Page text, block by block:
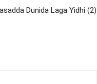
Dunida Laga Yidhi (2)